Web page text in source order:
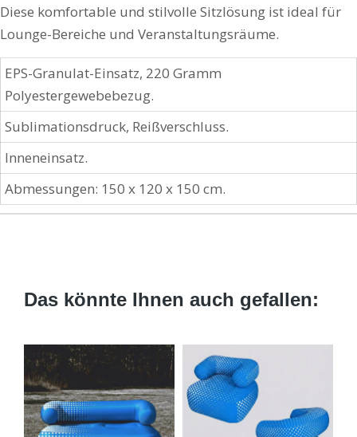
Diese komfortable und stilvolle Sitzlösung ist ideal für
Lounge-Bereiche und Veranstaltungsräume.
EPS-Granulat-Einsatz, 220 Gramm
Polyestergewebebezug.
Sublimationsdruck, Reißverschluss.
Inneneinsatz.
Abmessungen: 150 x 120 x 150 cm.
Das könnte Ihnen auch gefallen: